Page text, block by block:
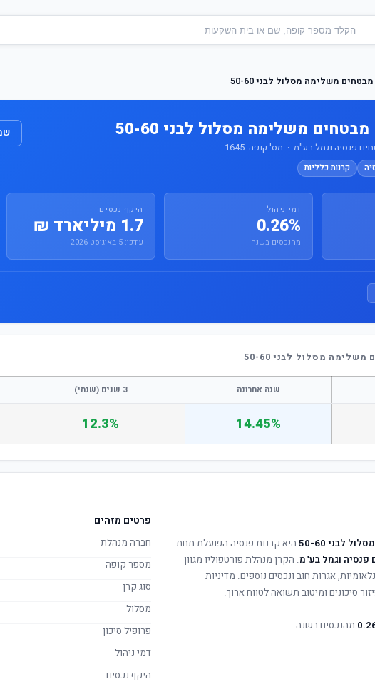
משלימה מסלול לבני 50-60
משלימה מסלול לבני 50-60
פנסיה וגמל בע"מ · מס' קופה: 1645
קרנות כלליות
דמי ניהול
0.26%
מהנכסים בשנה
היקף נכסים
1.7 מיליארד ₪
עודכן: 5 באוגוסט 2026
מסלול לבני 50-60
שנה אחרונה 3 שנים (שנתי)
14.45%
12.3%
לבני 50-60
היא קרנות פנסיה הפועלת תחת
פנסיה וגמל בע"מ. הקרן מנהלת פורטפוליו מגוון
אגרות חוב ונכסים נוספים. מדיניות
סיכונים ומיטוב תשואה לטווח ארוך.
מהנכסים בשנה.
פרטים מזהים
חברה מנהלת
מספר קופה
סוג קרן
מסלול
פרופיל סיכון
דמי ניהול
היקף נכסים